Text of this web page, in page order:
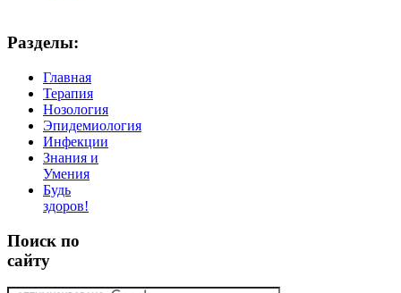
Разделы:
Главная
Терапия
Нозология
Эпидемиология
Инфекции
Знания и
Умения
Будь
здоров!
Поиск по
сайту